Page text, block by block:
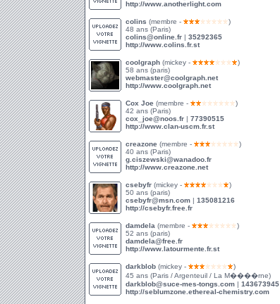
http://www.anotherlight.com
colins (membre -
)
48 ans (Paris)
colins@online.fr | 35292365
http://www.colins.fr.st
coolgraph (mickey -
)
58 ans (paris)
webmaster@coolgraph.net
http://www.coolgraph.net
Cox Joe (membre -
)
42 ans (Paris)
cox_joe@noos.fr | 77390515
http://www.clan-uscm.fr.st
creazone (membre -
)
40 ans (Paris)
g.ciszewski@wanadoo.fr
http://www.creazone.net
csebyfr (mickey -
)
50 ans (paris)
csebyfr@msn.com | 135081216
http://csebyfr.free.fr
damdela (membre -
)
52 ans (paris)
damdela@free.fr
http://www.latourmente.fr.st
darkblob (mickey -
)
45 ans (Paris / Argenteuil / La M����rne)
darkblob@suce-mes-tongs.com | 143673945
http://seblumzone.ethereal-chemistry.com